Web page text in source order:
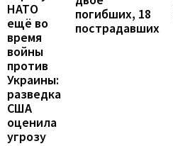
НАТО
ещё во
время
войны
против
Украины:
разведка
США
оценила
угрозу
погибших, 18
пострадавших